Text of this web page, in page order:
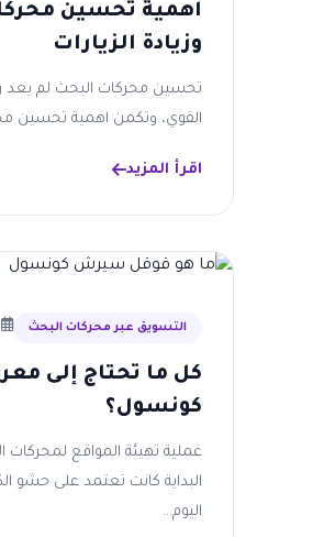
وزيادة الزيارات
تحسين محركات البحث لم يعد
القوي، وتكمن اهمية
اقرأ المزيد
التسويق عبر محركات البحث
كل ما تحتاج إلى
كونسول؟
اليوم...